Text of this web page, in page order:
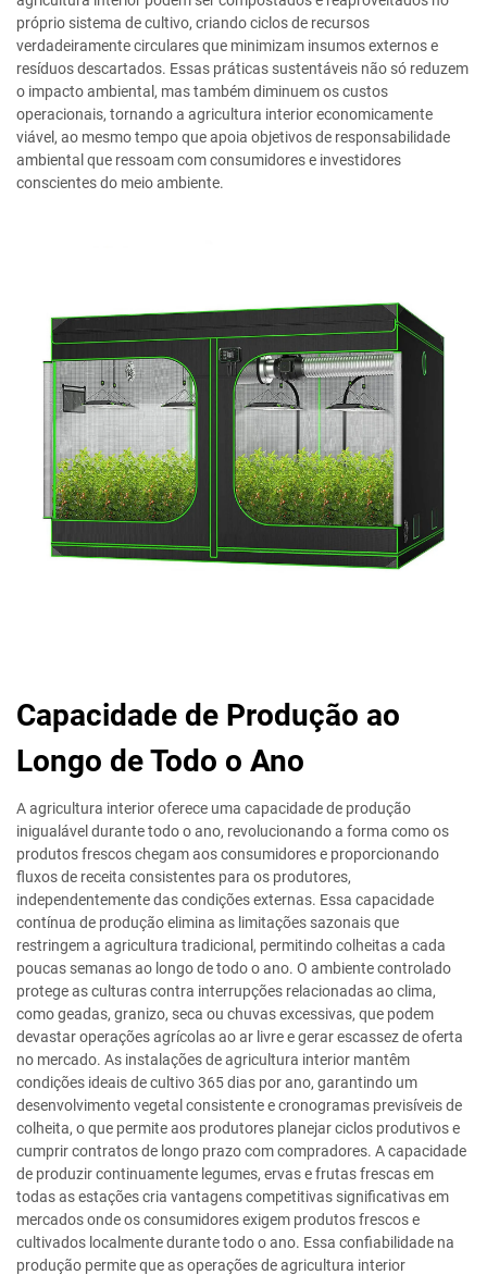
próprio sistema de cultivo, criando ciclos de recursos
verdadeiramente circulares que minimizam insumos externos e
resíduos descartados. Essas práticas sustentáveis não só reduzem
o impacto ambiental, mas também diminuem os custos
operacionais, tornando a agricultura interior economicamente
viável, ao mesmo tempo que apoia objetivos de responsabilidade
ambiental que ressoam com consumidores e investidores
conscientes do meio ambiente.
Capacidade de Produção ao
Longo de Todo o Ano
A agricultura interior oferece uma capacidade de produção
inigualável durante todo o ano, revolucionando a forma como os
produtos frescos chegam aos consumidores e proporcionando
fluxos de receita consistentes para os produtores,
independentemente das condições externas. Essa capacidade
contínua de produção elimina as limitações sazonais que
restringem a agricultura tradicional, permitindo colheitas a cada
poucas semanas ao longo de todo o ano. O ambiente controlado
protege as culturas contra interrupções relacionadas ao clima,
como geadas, granizo, seca ou chuvas excessivas, que podem
devastar operações agrícolas ao ar livre e gerar escassez de oferta
no mercado. As instalações de agricultura interior mantêm
condições ideais de cultivo 365 dias por ano, garantindo um
desenvolvimento vegetal consistente e cronogramas previsíveis de
colheita, o que permite aos produtores planejar ciclos produtivos e
cumprir contratos de longo prazo com compradores. A capacidade
de produzir continuamente legumes, ervas e frutas frescas em
todas as estações cria vantagens competitivas significativas em
mercados onde os consumidores exigem produtos frescos e
cultivados localmente durante todo o ano. Essa confiabilidade na
produção permite que as operações de agricultura interior